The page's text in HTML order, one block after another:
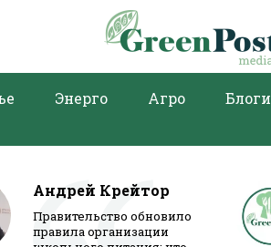
Энерго Агро Блоги
Андрей Крейтор
Правительство обновило
правила организации